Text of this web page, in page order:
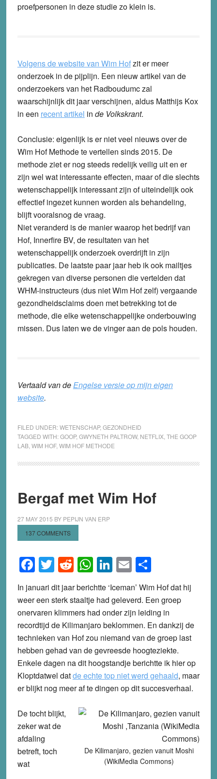
proefpersonen in deze studie zo klein is.
Volgens de website van Wim Hofzit er meer
onderzoek in de pijplijn. Een nieuw artikel van de
onderzoekers van het Radboudumc zal
waarschijnlijk dit jaar verschijnen, aldus Matthijs Kox
in een recent artikel in de Volkskrant.
Conclusie: eigenlijk is er niet veel nieuws over de
Wim Hof Methode te vertellen sinds 2015. De
methode ziet er nog steeds redelijk veilig uit en er
zijn wel wat interessante effecten, maar of die slechts
wetenschappelijk interessant zijn of uiteindelijk ook
effectief ingezet kunnen worden als behandeling,
blijft vooralsnog de vraag.
Niet veranderd is de manier waarop het bedrijf van
Hof, Innerfire BV, de resultaten van het
wetenschappelijk onderzoek overdrijft in zijn
publicaties. De laatste paar jaar heb ik ook mailtjes
gekregen van diverse personen die vertelden dat
WHM-instructeurs (dus niet Wim Hof zelf) vergaande
gezondheidsclaims doen met betrekking tot de
methode, die elke wetenschappelijke onderbouwing
missen. Dus laten we de vinger aan de pols houden.
Vertaald van de Engelse versie op mijn eigen
website.
FILED UNDER:WETENSCHAP, GEZONDHEID
TAGGED WITH:GOOP, GWYNETH PALTROW, NETFLIX, THE GOOP
LAB, WIM HOF, WIM HOF METHODE
Bergaf met Wim Hof
27 MAY 2015 BY PEPIJN VAN ERP
137 COMMENTS
Facebook
Twitter
Reddit
WhatsApp
LinkedIn
EmailShare
In januari dit jaar berichtte ‘Iceman’ Wim Hof dat hij
weer een sterk staaltje had geleverd. Een groep
onervaren klimmers had onder zijn leiding in
recordtijd de Kilimanjaro beklommen. En dankzij de
technieken van Hof zou niemand van de groep last
hebben gehad van de gevreesde hoogteziekte.
Enkele dagen na dit hoogstandje berichtte ik hier op
Kloptdatwel datde echte top niet werd gehaald, maar
er blijkt nog meer af te dingen op dit succesverhaal.
De Kilimanjaro, gezien vanuit Moshi
(WikiMedia Commons)
De tocht blijkt,
zeker wat de
afdaling
betreft, toch
wat